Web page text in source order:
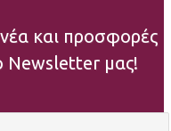
και προσφορές
Newsletter μας!